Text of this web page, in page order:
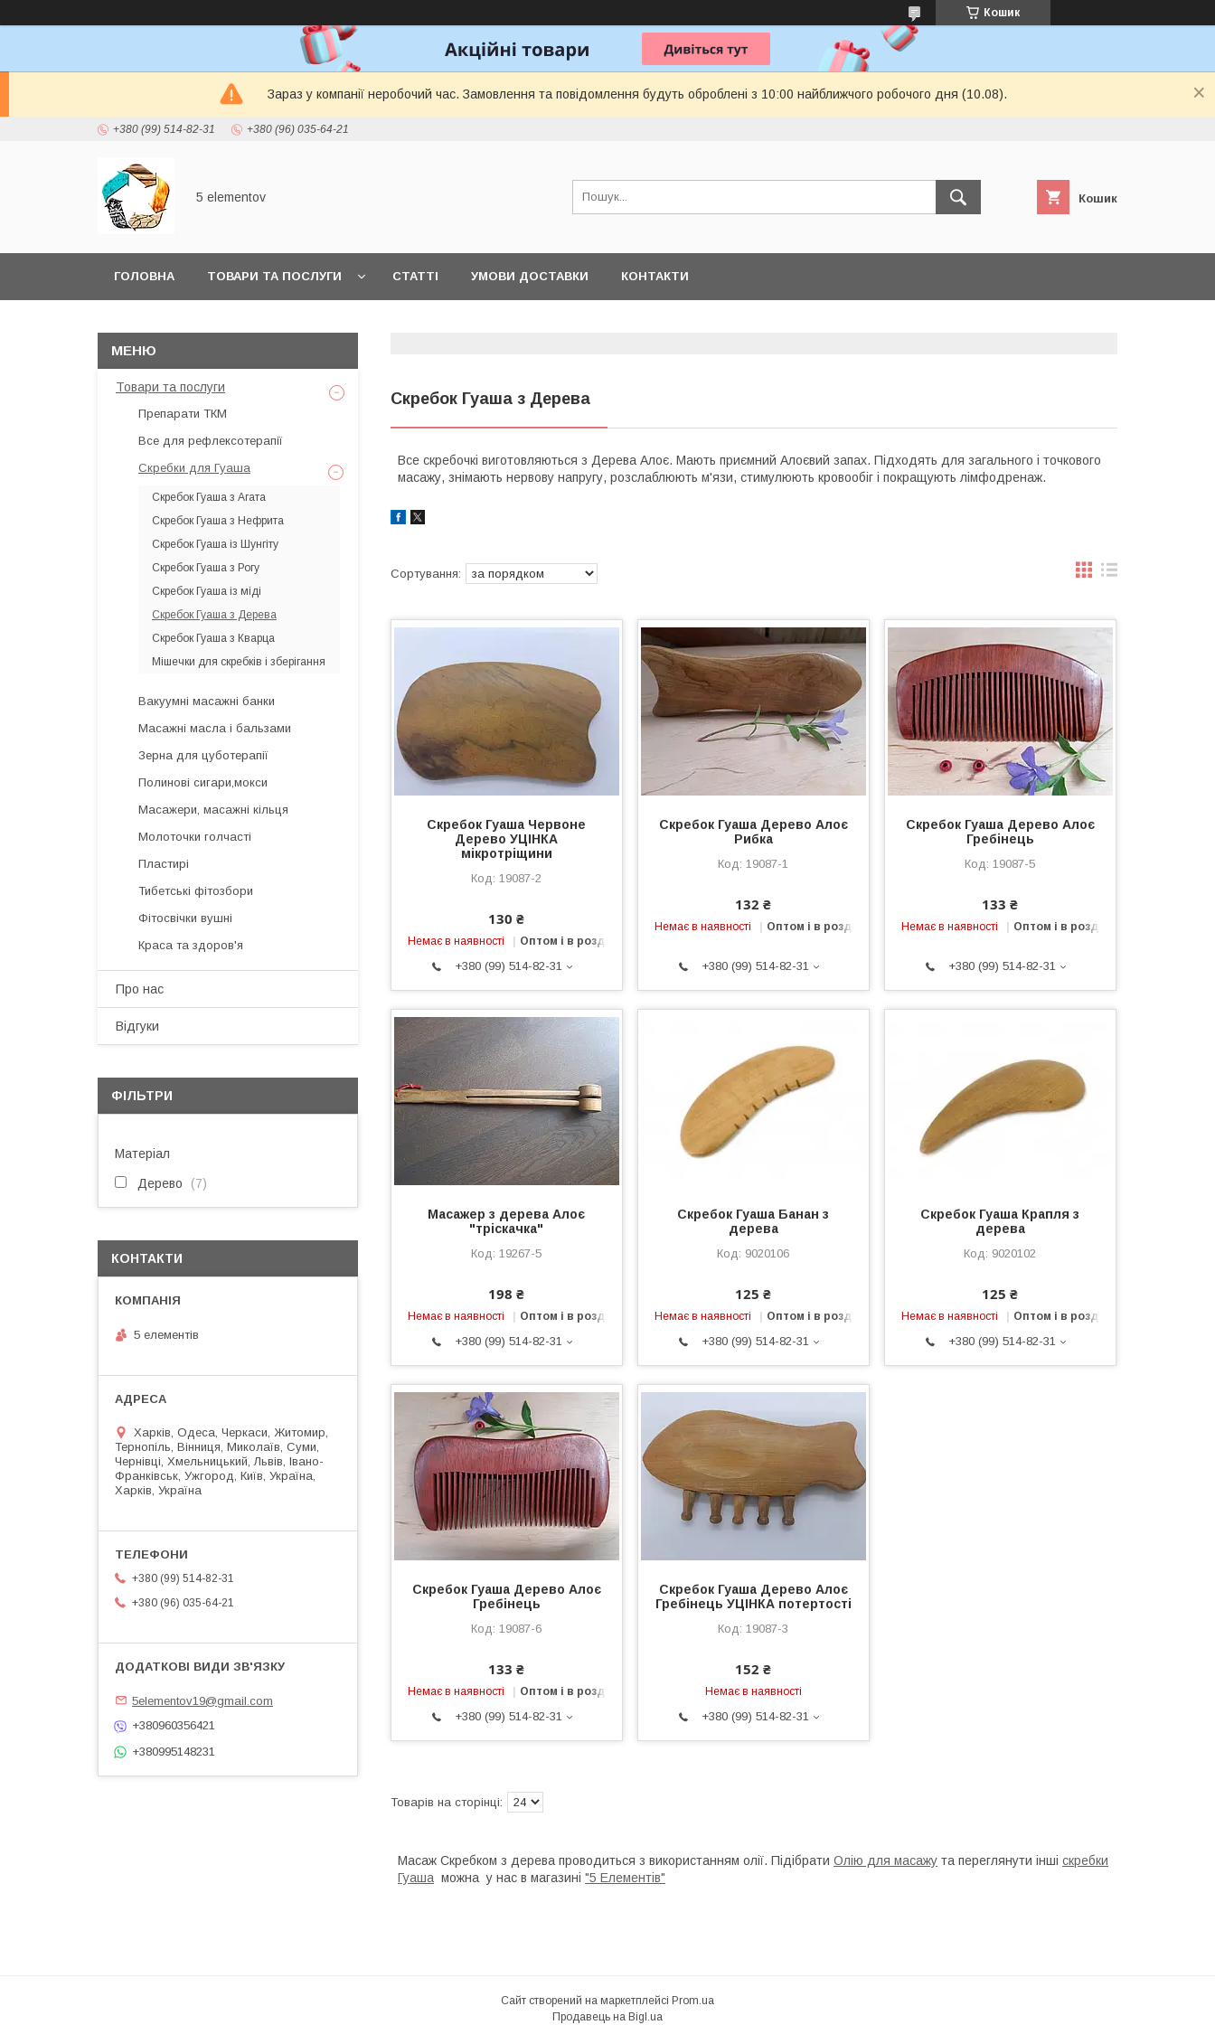
Кошик
Зараз у компанії неробочий час. Замовлення та повідомлення будуть оброблені з 10:00 найближчого робочого дня (10.08).
+380 (99) 514-82-31 +380 (96) 035-64-21
5 elementov Кошик
ГОЛОВНА ТОВАРИ ТА ПОСЛУГИ СТАТТІ УМОВИ ДОСТАВКИ КОНТАКТИ
Скребок Гуаша з Дерева
Все скребочкі виготовляються з Дерева Алоє. Мають приємний Алоєвий запах. Підходять для загального і точкового
масажу, знімають нервову напругу, розслаблюють м'язи, стимулюють кровообіг і покращують лімфодренаж.
Скребок Гуаша Червоне
Дерево УЦІНКА
мікротріщини
19087-2
130 ₴
Немає в наявності Оптом і в роздріб
+380 (99) 514-82-31
Скребок Гуаша Дерево Алоє
Рибка
19087-1
132 ₴
Немає в наявності Оптом і в роздріб
+380 (99) 514-82-31
Скребок Гуаша Дерево Алоє
Гребінець
19087-5
133 ₴
Немає в наявності Оптом і в роздріб
+380 (99) 514-82-31
Масажер з дерева Алоє
"тріскачка"
19267-5
198 ₴
Немає в наявності Оптом і в роздріб
+380 (99) 514-82-31
Скребок Гуаша Банан з
дерева
9020106
125 ₴
Немає в наявності Оптом і в роздріб
+380 (99) 514-82-31
Скребок Гуаша Крапля з
дерева
9020102
125 ₴
Немає в наявності Оптом і в роздріб
+380 (99) 514-82-31
Скребок Гуаша Дерево Алоє
Гребінець
19087-6
133 ₴
Немає в наявності Оптом і в роздріб
+380 (99) 514-82-31
Скребок Гуаша Дерево Алоє
Гребінець УЦІНКА потертості
19087-3
152 ₴
Немає в наявності
+380 (99) 514-82-31
Масаж Скребком з дерева проводиться з використанням олії. Підібрати Олію для масажу та переглянути інші скребки
Гуаша можна у нас в магазині "5 Елементів"
Товари та послуги
Препарати ТКМ
Все для рефлексотерапії
Скребки для Гуаша
Скребок Гуаша з Агата
Скребок Гуаша з Нефрита
Скребок Гуаша із Шунгіту
Скребок Гуаша з Рогу
Скребок Гуаша із міді
Скребок Гуаша з Дерева
Скребок Гуаша з Кварца
Мішечки для скребків і зберігання
Вакуумні масажні банки
Масажні масла і бальзами
Зерна для цуботерапії
Полинові сигари,мокси
Масажери, масажні кільця
Молоточки голчасті
Пластирі
Тибетські фітозбори
Фітосвічки вушні
Краса та здоров'я
Про нас
Відгуки
ФІЛЬТРИ
Матеріал
Дерево 7
КОНТАКТИ
5 елементів
Харків, Одеса, Черкаси, Житомир,
Тернопіль, Вінниця, Миколаїв, Суми,
Чернівці, Хмельницький, Львів, Івано-
Франківськ, Ужгород, Київ, Україна,
Харків, Україна
+380 (99) 514-82-31
+380 (96) 035-64-21
5elementov19@gmail.com
+380960356421
+380995148231
Сайт створений на маркетплейсі Prom.ua
Продавець на Bigl.ua